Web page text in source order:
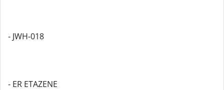
- JWH-018
- ER ETAZENE